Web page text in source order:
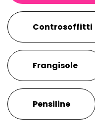
Controsoffitti
Frangisole
Pensiline